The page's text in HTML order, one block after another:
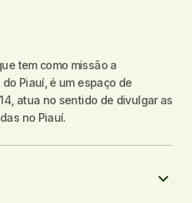
tem como missão a
Piauí, é um espaço de
atua no sentido de divulgar as
no Piauí.